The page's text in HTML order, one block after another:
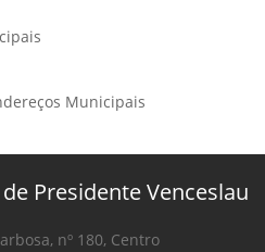
Municipais
Presidente Venceslau
nº 180, Centro